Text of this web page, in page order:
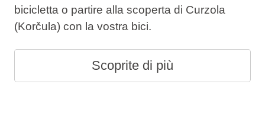
bicicletta o partire alla scoperta di Curzola
(Korčula) con la vostra bici.
Scoprite di più